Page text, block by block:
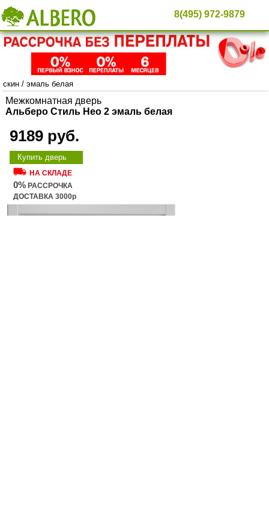
8(495) 972-9879
скин / эмаль белая
Межкомнатная дверь
Альберо Стиль Нео 2 эмаль белая
9189 руб.
Купить дверь
НА СКЛАДЕ
0% РАССРОЧКА
ДОСТАВКА 3000р